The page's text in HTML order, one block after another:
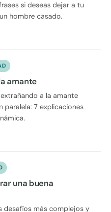
si deseas dejar a tu
hombre casado.
amante
a la amante
paralela: 7 explicaciones
una buena
desafíos más complejos y